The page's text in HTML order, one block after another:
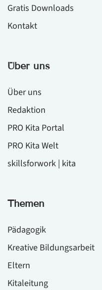
Gratis Downloads
Kontakt
Über uns
Über uns
Redaktion
PRO Kita Portal
PRO Kita Welt
skillsforwork | kita
Themen
Pädagogik
Kreative Bildungsarbeit
Eltern
Kitaleitung